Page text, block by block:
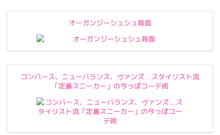
オーガンジーシュシュ背面
コンバース、ニューバランス、ヴァンズ…スタイリスト流
「定番スニーカー」の今っぽコーデ術